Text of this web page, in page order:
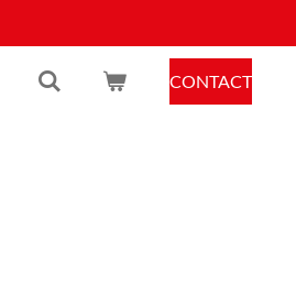
CONTACT